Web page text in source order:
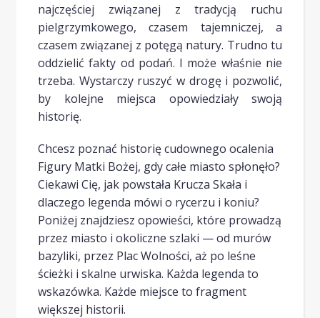
najczęściej związanej z tradycją ruchu
pielgrzymkowego, czasem tajemniczej, a
czasem związanej z potęgą natury. Trudno tu
oddzielić fakty od podań. I może właśnie nie
trzeba. Wystarczy ruszyć w drogę i pozwolić,
by kolejne miejsca opowiedziały swoją
historię.
Chcesz poznać historię cudownego ocalenia
Figury Matki Bożej, gdy całe miasto spłonęło?
Ciekawi Cię, jak powstała Krucza Skała i
dlaczego legenda mówi o rycerzu i koniu?
Poniżej znajdziesz opowieści, które prowadzą
przez miasto i okoliczne szlaki — od murów
bazyliki, przez Plac Wolności, aż po leśne
ścieżki i skalne urwiska. Każda legenda to
wskazówka. Każde miejsce to fragment
większej historii.